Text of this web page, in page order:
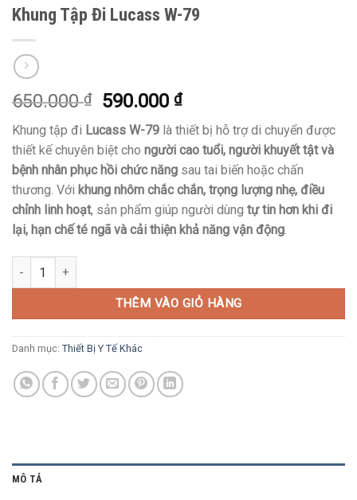
Khung Tập Đi Lucass W-79
650.000₫
Giá
gốc
là:
650.000 ₫.
590.000₫Giá
hiện
tại
là:
590.000 ₫.
Khung tập đi Lucass W-79 là thiết bị hỗ trợ di chuyển được
thiết kế chuyên biệt cho người cao tuổi, người khuyết tật và
bệnh nhân phục hồi chức năng sau tai biến hoặc chấn
thương. Với khung nhôm chắc chắn, trọng lượng nhẹ, điều
chỉnh linh hoạt, sản phẩm giúp người dùng tự tin hơn khi đi
lại, hạn chế té ngã và cải thiện khả năng vận động.
Khung Tập Đi Lucass W-79 số lượng
THÊM VÀO GIỎ HÀNG
Danh mục: Thiết Bị Y Tế Khác
MÔ TẢ